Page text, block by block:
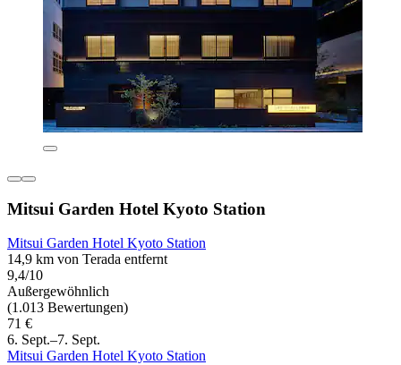
Mitsui Garden Hotel Kyoto Station
Mitsui Garden Hotel Kyoto Station
14,9 km von Terada entfernt
9,4/10
Außergewöhnlich
(1.013 Bewertungen)
71 €
6. Sept.–7. Sept.
Mitsui Garden Hotel Kyoto Station